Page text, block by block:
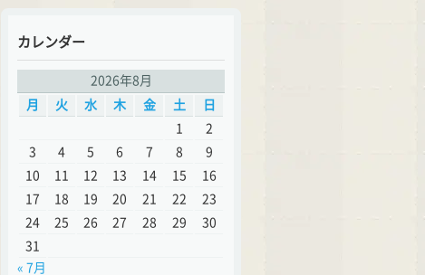
カレンダー
2026年8月
月
火 水 木 金 土
日
1
2
3
4 5 6 7 8
9
10
11 12 13 14 15
16
17
18 19 20 21 22
23
24
25 26 27 28 29
30
31
« 7月